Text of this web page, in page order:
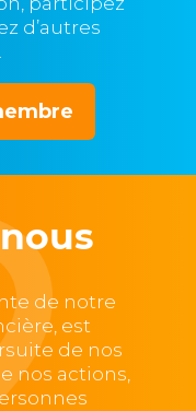
d’autres
de notre
est
de nos
nos actions,